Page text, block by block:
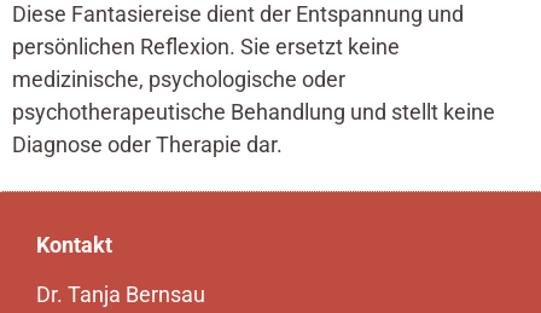
Diese Fantasiereise dient der Entspannung und
persönlichen Reflexion. Sie ersetzt keine
medizinische, psychologische oder
psychotherapeutische Behandlung und stellt keine
Diagnose oder Therapie dar.
Kontakt
Dr. Tanja Bernsau